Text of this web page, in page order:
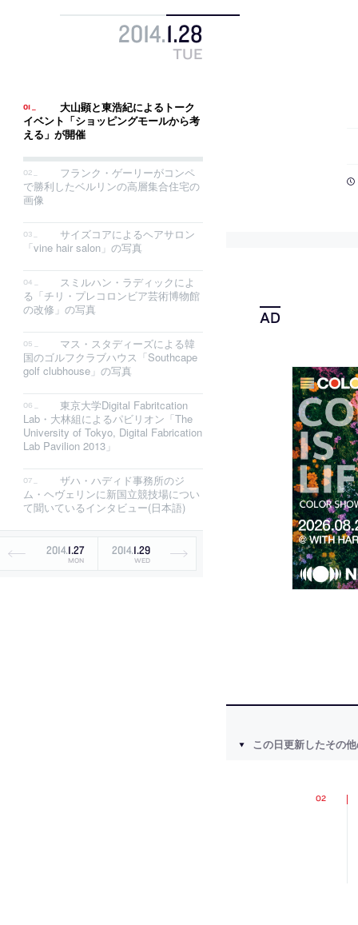
2014.1.28
TUE
大山顕と東浩紀によるトーク
イベント「ショッピングモールから考
える」が開催
フランク・ゲーリーがコンペ
で勝利したベルリンの高層集合住宅の
画像
サイズコアによるヘアサロン
「vine hair salon」の写真
スミルハン・ラディックによ
る「チリ・プレコロンビア芸術博物館
の改修」の写真
マス・スタディーズによる韓
国のゴルフクラブハウス「Southcape
golf clubhouse」の写真
東京大学Digital Fabritcation
Lab・大林組によるパビリオン「The
University of Tokyo, Digital Fabrication
Lab Pavilion 2013」
ザハ・ハディド事務所のジ
ム・ヘヴェリンに新国立競技場につい
て聞いているインタビュー(日本語)
2014.1.27
MON
2014.1.29
WED
この日更新したその